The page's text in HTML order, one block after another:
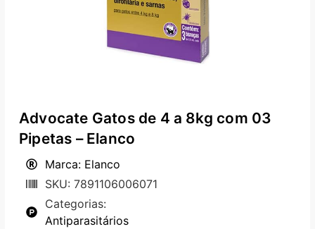
Advocate Gatos de 4 a 8kg com 03
Pipetas – Elanco
Marca: Elanco
SKU: 7891106006071
Categorias:
Antiparasitários